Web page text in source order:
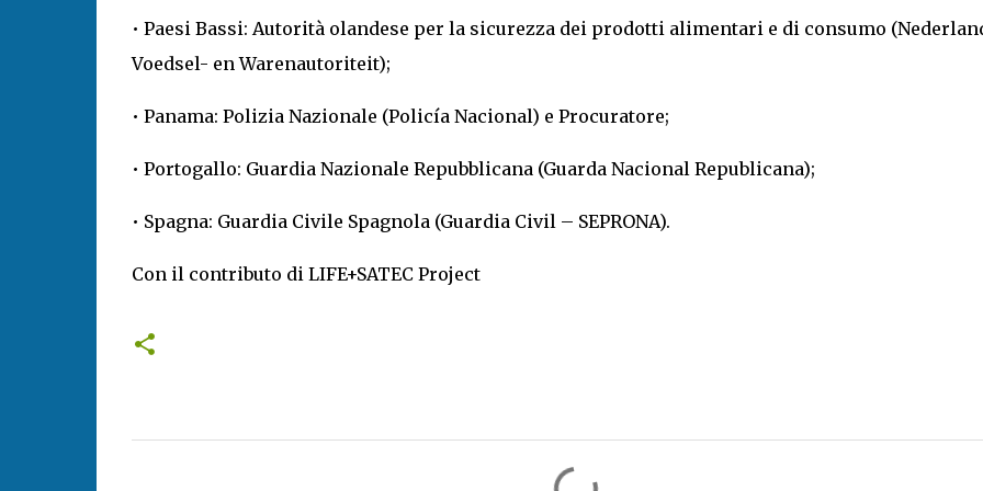
• Paesi Bassi: Autorità olandese per la sicurezza dei prodotti alimentari e di consumo
Voedsel- en Warenautoriteit);
• Panama: Polizia Nazionale (Policía Nacional) e Procuratore;
• Portogallo: Guardia Nazionale Repubblicana (Guarda Nacional Republicana);
• Spagna: Guardia Civile Spagnola (Guardia Civil – SEPRONA).
Con il contributo di LIFE+SATEC Project